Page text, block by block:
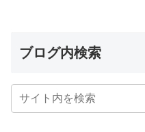
ブログ内検索